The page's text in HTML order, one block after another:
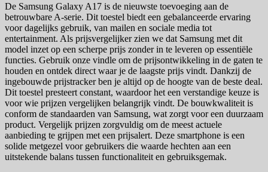
De Samsung Galaxy A17 is de nieuwste toevoeging aan de
betrouwbare A-serie. Dit toestel biedt een gebalanceerde ervaring
voor dagelijks gebruik, van mailen en sociale media tot
entertainment. Als prijsvergelijker zien we dat Samsung met dit
model inzet op een scherpe prijs zonder in te leveren op essentiële
functies. Gebruik onze vindle om de prijsontwikkeling in de gaten te
houden en ontdek direct waar je de laagste prijs vindt. Dankzij de
ingebouwde prijstracker ben je altijd op de hoogte van de beste deal.
Dit toestel presteert constant, waardoor het een verstandige keuze is
voor wie prijzen vergelijken belangrijk vindt. De bouwkwaliteit is
conform de standaarden van Samsung, wat zorgt voor een duurzaam
product. Vergelijk prijzen zorgvuldig om de meest actuele
aanbieding te grijpen met een prijsalert. Deze smartphone is een
solide metgezel voor gebruikers die waarde hechten aan een
uitstekende balans tussen functionaliteit en gebruiksgemak.